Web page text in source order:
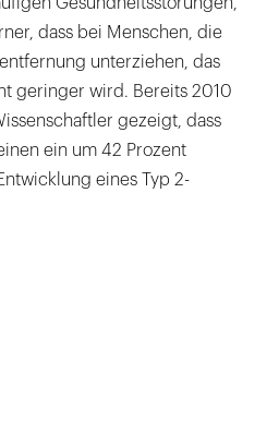
dass bei Menschen, die
unterziehen, das
geringer wird. Bereits 2010
gezeigt, dass
ein um 42 Prozent
eines Typ 2-